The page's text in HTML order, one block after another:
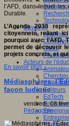
Savoir(s)
Analyses
Outils
Pratiques
Acteurs de
Editeurs
EdTech
Etudiants
l’AFD, dans lequel
Durable.
L’Agenda 2030
citoyenneté reliant
pourquoi avec l’AFD,
permet de découvrir
projets concrets, et
En savoir plus...
Médiasphères,
façon ludique
vendredi, 08
Pédagogie